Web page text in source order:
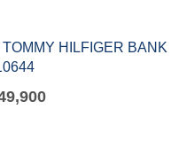
HILFIGER BANK